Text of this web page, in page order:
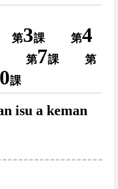
第3課 第4
第7課 第
課
isu a keman